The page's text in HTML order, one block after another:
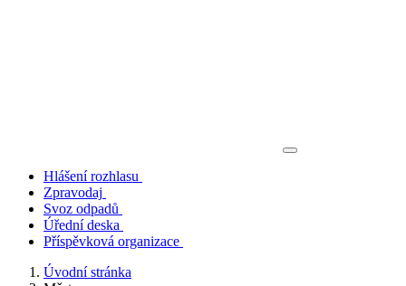
Hlášení rozhlasu
Zpravodaj
Svoz odpadů
Úřední deska
Příspěvková organizace
Úvodní stránka